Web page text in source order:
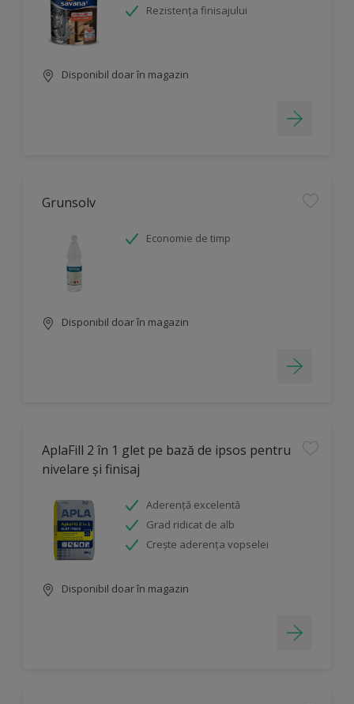
Rezistența finisajului
Disponibil doar în magazin
Grunsolv
Economie de timp
Disponibil doar în magazin
AplaFill 2 în 1 glet pe bază de ipsos pentru
nivelare și finisaj
Aderență excelentă
Grad ridicat de alb
Crește aderența vopselei
Disponibil doar în magazin